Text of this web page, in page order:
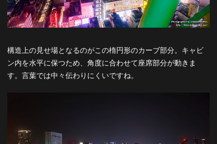
構造上の見せ場となるのがこの楕円形のカーブ部分。キャビ
ン内を水平に保つため、角度に合わせて座席部分が動きま
す。言葉では中々伝わりにくいですね。